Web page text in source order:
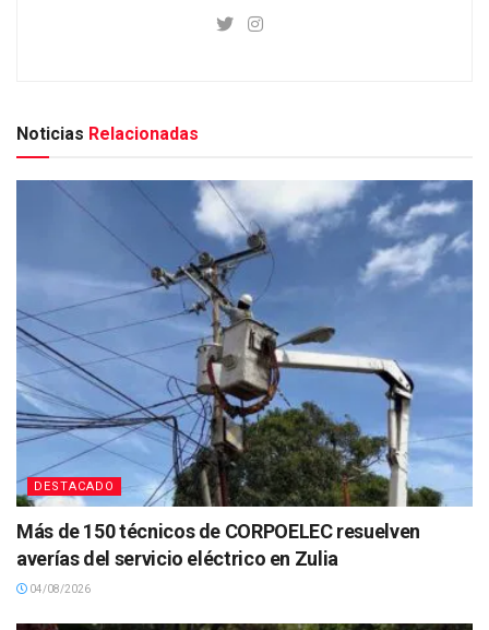
Noticias Relacionadas
DESTACADO
Más de 150 técnicos de CORPOELEC resuelven
averías del servicio eléctrico en Zulia
04/08/2026